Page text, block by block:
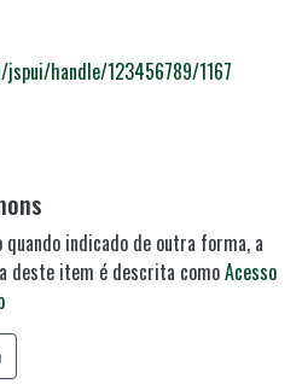
handle/123456789/1167
quando indicado de outra forma, a
deste item é descrita comoAcesso